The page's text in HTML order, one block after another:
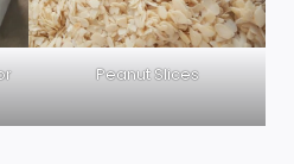
Peanut Slices